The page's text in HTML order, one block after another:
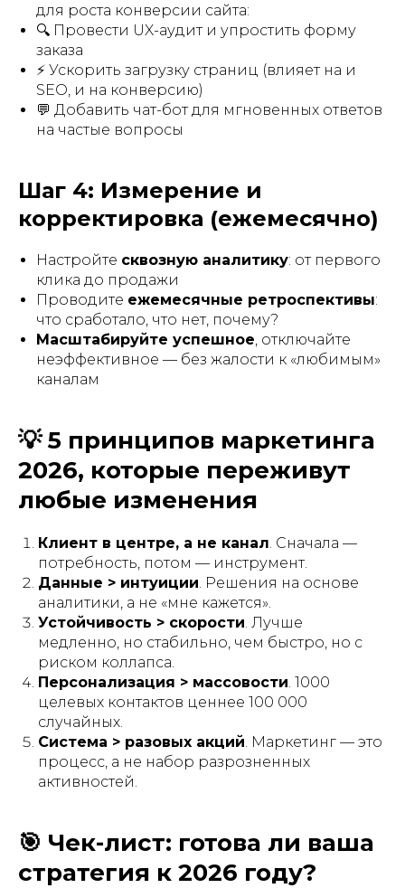
для роста конверсии сайта:
🔍 Провести UX-аудит и упростить форму
заказа
⚡ Ускорить загрузку страниц (влияет на и
SEO, и на конверсию)
💬 Добавить чат-бот для мгновенных ответов
на частые вопросы
Шаг 4: Измерение и
корректировка (ежемесячно)
Настройте сквозную аналитику: от первого
клика до продажи
Проводите ежемесячные ретроспективы:
что сработало, что нет, почему?
Масштабируйте успешное , отключайте
неэффективное — без жалости к «любимым»
каналам
💡 5 принципов маркетинга
2026, которые переживут
любые изменения
Клиент в центре, а не канал . Сначала —
потребность, потом — инструмент.
Данные > интуиции . Решения на основе
аналитики, а не «мне кажется».
Устойчивость > скорости . Лучше
медленно, но стабильно, чем быстро, но с
риском коллапса.
Персонализация > массовости . 1000
целевых контактов ценнее 100 000
случайных.
Система > разовых акций . Маркетинг — это
процесс, а не набор разрозненных
активностей.
🎯 Чек-лист: готова ли ваша
стратегия к 2026 году?